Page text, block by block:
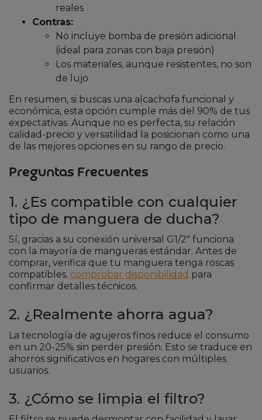
reales
Contras:
No incluye bomba de presión adicional
(ideal para zonas con baja presión)
Los materiales, aunque resistentes, no son
de lujo
En resumen, si buscas una alcachofa funcional y
económica, esta opción cumple más del 90% de tus
expectativas. Aunque no es perfecta, su relación
calidad-precio y versatilidad la posicionan como una
de las mejores opciones en su rango de precio.
Preguntas Frecuentes
1. ¿Es compatible con cualquier
tipo de manguera de ducha?
Sí, gracias a su conexión universal G1/2″ funciona
con la mayoría de mangueras estándar. Antes de
comprar, verifica que tu manguera tenga roscas
compatibles. comprobar disponibilidad para
confirmar detalles técnicos.
2. ¿Realmente ahorra agua?
La tecnología de agujeros finos reduce el consumo
en un 20-25% sin perder presión. Esto se traduce en
ahorros significativos en hogares con múltiples
usuarios.
3. ¿Cómo se limpia el filtro?